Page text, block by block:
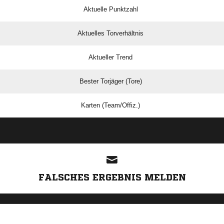
Aktuelle Punktzahl
Aktuelles Torverhältnis
Aktueller Trend
Bester Torjäger (Tore)
Karten (Team/Offiz.)
FALSCHES ERGEBNIS MELDEN